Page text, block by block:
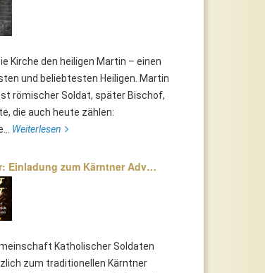
Kirche den heiligen Martin – einen
und beliebtesten Heiligen. Martin
römischer Soldat, später Bischof,
die auch heute zählen:
Weiterlesen
Einladung zum Kärntner Adv…
Katholischer Soldaten
zum traditionellen Kärntner